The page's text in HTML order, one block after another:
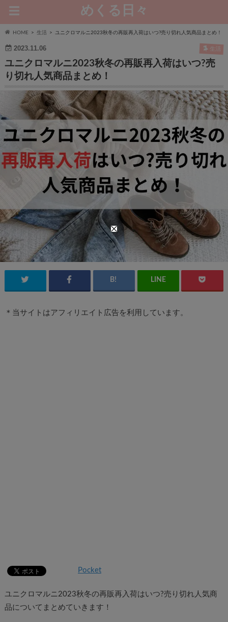
めくる日々
HOME 生活 ユニクロマルニ2023秋冬の再販再入荷はいつ?売り切れ人気商品まとめ！
2023.11.06 生活
ユニクロマルニ2023秋冬の再販再入荷はいつ?売
り切れ人気商品まとめ！
＊当サイトはアフィリエイト広告を利用しています。
Pocket
ユニクロマルニ2023秋冬の再販再入荷はいつ?売り切れ人気商
品についてまとめていきます！